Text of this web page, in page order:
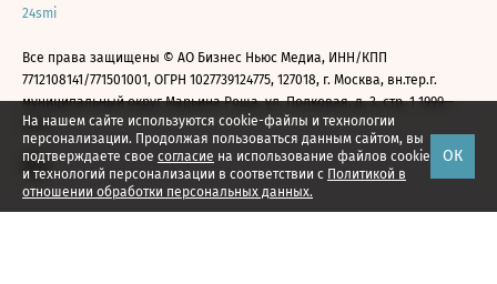
На нашем сайте используются cookie-файлы и технологии
персонализации. Продолжая пользоваться данным сайтом, вы
подтверждаете свое согласие на использование файлов cookie
и технологий персонализации в соответствии с Политикой в
отношении обработки персональных данных.
ОК
24smi
Все права защищены © АО Бизнес Ньюс Медиа, ИНН/КПП
7712108141/771501001, ОГРН 1027739124775, 127018, г. Москва, вн.тер.г.
муниципальный округ Марьина Роща, ул. Полковая, д. 3, стр. 1 1999—
2026